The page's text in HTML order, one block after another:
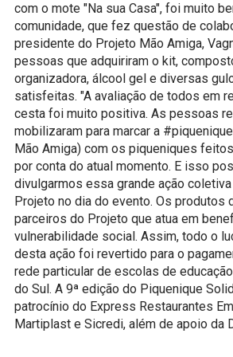
com o mote "Na sua Casa", foi muito
comunidade, que fez questão de
presidente do Projeto Mão Amiga,
pessoas que adquiriram o kit,
organizadora, álcool gel e diversas
satisfeitas. "A avaliação de todos em
cesta foi muito positiva. As pessoas
mobilizaram para marcar a
Mão Amiga) com os piqueniques
por conta do atual momento. E isso
divulgarmos essa grande ação
Projeto no dia do evento. Os produtos
parceiros do Projeto que atua em
vulnerabilidade social. Assim, todo o
desta ação foi revertido para o
rede particular de escolas de
do Sul. A 9ª edição do Piquenique
patrocínio do Express Restaurantes
Martiplast e Sicredi, além de apoio da